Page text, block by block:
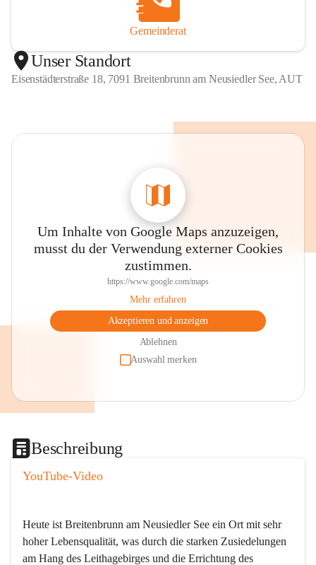
Gemeinderat
Unser Standort
Eisenstädterstraße 18, 7091 Breitenbrunn am Neusiedler See, AUT
Um Inhalte von Google Maps anzuzeigen,
musst du der Verwendung externer Cookies
zustimmen.
https://www.google.com/maps
Mehr erfahren
Akzeptieren und anzeigen
Ablehnen
Auswahl merken
Beschreibung
YouTube-Video
Heute ist Breitenbrunn am Neusiedler See ein Ort mit sehr
hoher Lebensqualität, was durch die starken Zusiedelungen
am Hang des Leithagebirges und die Errichtung des